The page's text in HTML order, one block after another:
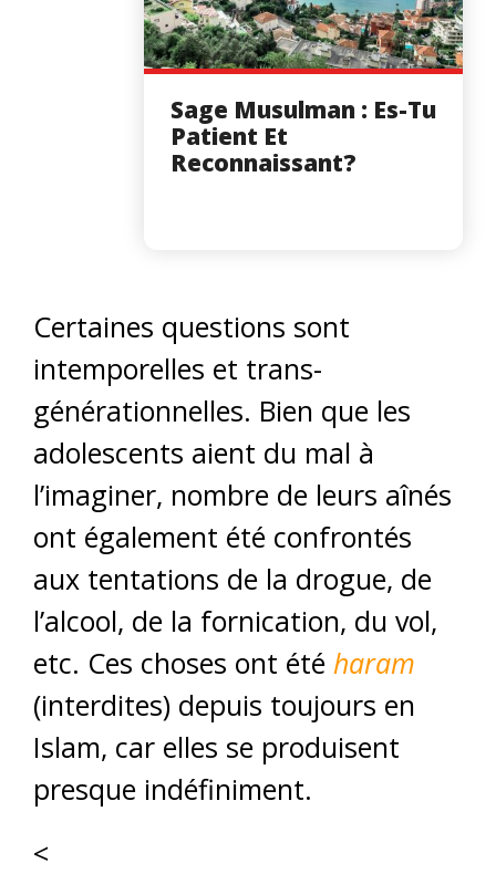
Sage Musulman : Es-Tu
Patient Et
Reconnaissant?
Certaines questions sont
intemporelles et trans-
générationnelles. Bien que les
adolescents aient du mal à
l’imaginer, nombre de leurs aînés
ont également été confrontés
aux tentations de la drogue, de
l’alcool, de la fornication, du vol,
etc. Ces choses ont été haram
(interdites) depuis toujours en
Islam, car elles se produisent
presque indéfiniment.
<